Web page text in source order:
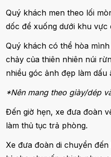
Quý khách men theo lối
dốc để xuống dưới khu vực
Quý khách có thể hòa
chảy của thiên nhiên núi
nhiều góc ảnh đẹp làm dấu
*Nên mang theo giày/dép
Đến giờ hẹn, xe đưa đoàn
làm thủ tục trả phòng.
Xe đưa đoàn di chuyển đến